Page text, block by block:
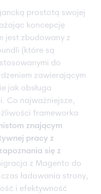
prostotą swojej
koncepcję
jest zbudowany z
(które są
do
zawierającym
jak obsługa
Co najważniejsze,
frameworka
znającym
pracy z
się z
z Magento do
ładowania strony,
i efektywność